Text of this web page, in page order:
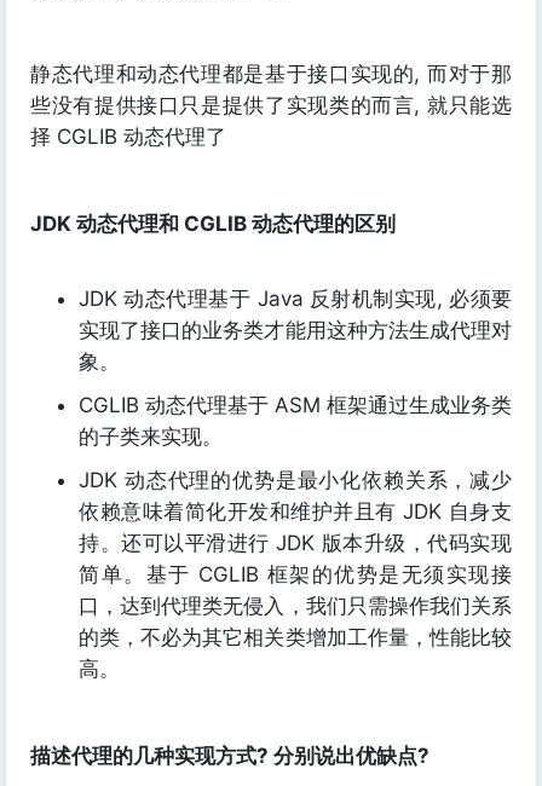
静态代理和动态代理都是基于接口实现的, 而对于那
些没有提供接口只是提供了实现类的而言, 就只能选
择 CGLIB 动态代理了
JDK 动态代理和 CGLIB 动态代理的区别
JDK 动态代理基于 Java 反射机制实现, 必须要
实现了接口的业务类才能用这种方法生成代理对
象。
CGLIB 动态代理基于 ASM 框架通过生成业务类
的子类来实现。
JDK 动态代理的优势是最小化依赖关系，减少
依赖意味着简化开发和维护并且有 JDK 自身支
持。还可以平滑进行 JDK 版本升级，代码实现
简单。基于 CGLIB 框架的优势是无须实现接
口，达到代理类无侵入，我们只需操作我们关系
的类，不必为其它相关类增加工作量，性能比较
高。
描述代理的几种实现方式? 分别说出优缺点?